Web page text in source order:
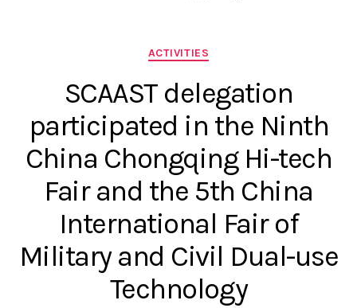
ACTIVITIES
SCAAST delegation
participated in the Ninth
China Chongqing Hi-tech
Fair and the 5th China
International Fair of
Military and Civil Dual-use
Technology